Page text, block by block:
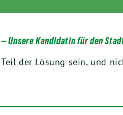
Unsere Kandidatin für den
der Lösung sein, und